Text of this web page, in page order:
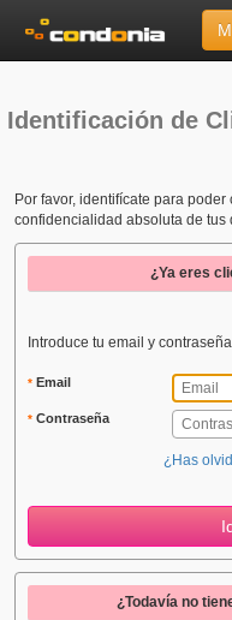
Identificación
Identificación de
Por favor, identifícate para poder
confidencialidad absoluta de tus
¿Ya eres
Introduce tu email y
* Email
* Contraseña
¿Has
¿Todavía no